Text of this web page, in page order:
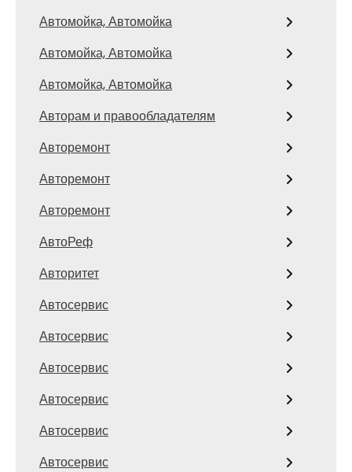
Автомойка, Автомойка
Автомойка, Автомойка
Автомойка, Автомойка
Авторам и правообладателям
Авторемонт
Авторемонт
Авторемонт
АвтоРеф
Авторитет
Автосервис
Автосервис
Автосервис
Автосервис
Автосервис
Автосервис